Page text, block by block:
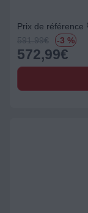
Prix de référence
591.99€ -3 %
572,99€